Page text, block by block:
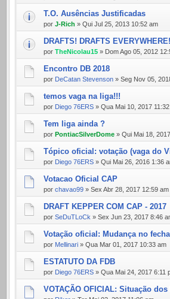
T.O. Ausências Justificadas
por J-Rich » Qui Jul 25, 2013 10:52 am
DRAFTS! DRAFTS EVERYWHERE!
por TheNicolau15 » Dom Ago 05, 2012
Encontro DB 2018
por DeCatan Stevenson » Seg Nov 05,
temos vaga na liga!!!
por Diego 76ERS » Qua Mai 10, 2017
Tem liga ainda ?
por PontiacSilverDome » Qui Mai 18,
Tópico oficial: votação (vaga do
por Diego 76ERS » Qui Mai 26, 2016 1:36
Votacao Oficial CAP
por chavao99 » Sex Abr 28, 2017 12:59 am
DRAFT KEPPER COM CAP - 2017
por SeDuTLoCk » Sex Jun 23, 2017 8:46
Votação oficial: Mudança no
por Mellinari » Qua Mar 01, 2017 10:33 am
ESTATUTO DA FDB
por Diego 76ERS » Qua Mai 24, 2017 6:11
VOTAÇÃO OFICIAL: Situação